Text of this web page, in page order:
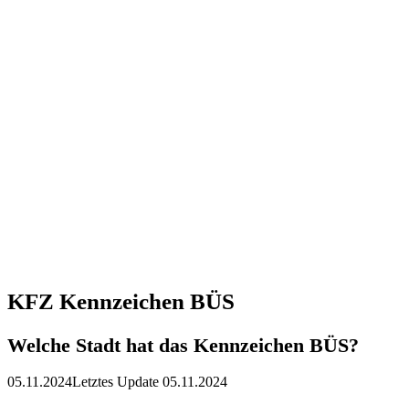
KFZ Kennzeichen BÜS
Welche Stadt hat das Kennzeichen BÜS?
05.11.2024Letztes Update 05.11.2024